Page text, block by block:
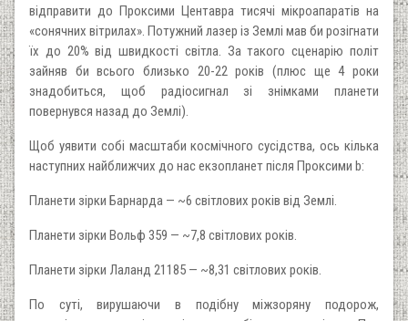
відправити до Проксими Центавра тисячі мікроапаратів на
«сонячних вітрилах». Потужний лазер із Землі мав би розігнати
їх до 20% від швидкості світла. За такого сценарію політ
зайняв би всього близько 20-22 років (плюс ще 4 роки
знадобиться, щоб радіосигнал зі знімками планети
повернувся назад до Землі).
Щоб уявити собі масштаби космічного сусідства, ось кілька
наступних найближчих до нас екзопланет після Проксими b:
Планети зірки Барнарда — ~6 світлових років від Землі.
Планети зірки Вольф 359 — ~7,8 світлових років.
Планети зірки Лаланд 21185 — ~8,31 світлових років.
По суті, вирушаючи в подібну міжзоряну подорож,